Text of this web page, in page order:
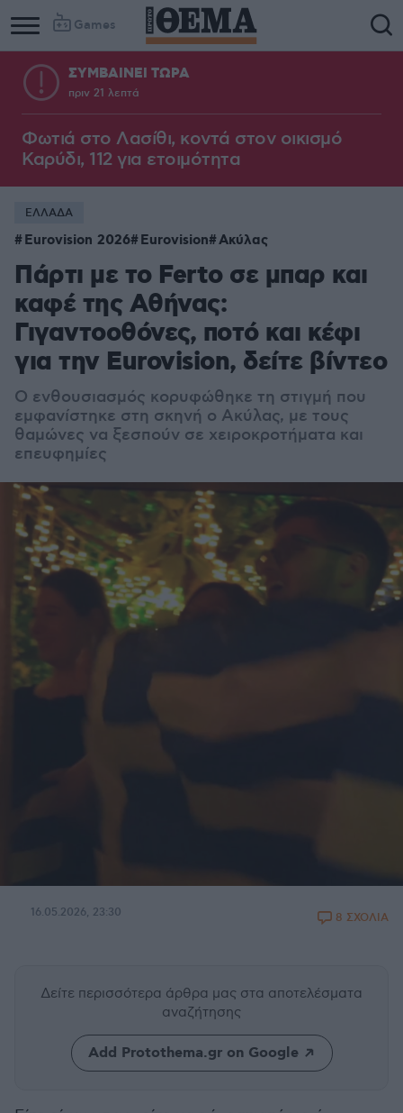
Games
ΣΥΜΒΑΙΝΕΙ ΤΩΡΑ
πριν 21 λεπτά
Φωτιά στο Λασίθι, κοντά στον οικισμό
Καρύδι, 112 για ετοιμότητα
ΕΛΛΑΔΑ
Eurovision 2026 Eurovision Ακύλας
Πάρτι με το Ferto σε μπαρ και
καφέ της Αθήνας:
Γιγαντοοθόνες, ποτό και κέφι
για την Eurovision, δείτε βίντεο
Ο ενθουσιασμός κορυφώθηκε τη στιγμή που
εμφανίστηκε στη σκηνή ο Ακύλας, με τους
θαμώνες να ξεσπούν σε χειροκροτήματα και
επευφημίες
16.05.2026, 23:30 8 ΣΧΟΛΙΑ
Δείτε περισσότερα άρθρα μας στα αποτελέσματα
αναζήτησης
Add Protothema.gr on Google